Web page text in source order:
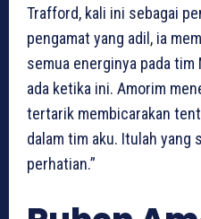
Trafford, kali ini sebagai
pengamat yang adil, ia
semua energinya pada
ada ketika ini. Amorim
tertarik membicarakan
dalam tim aku. Itulah
perhatian.”